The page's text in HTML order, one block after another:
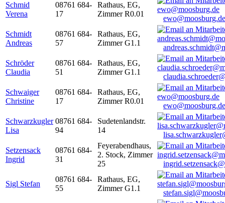
Schmid
Verena
08761 684-
17
Rathaus, EG,
Zimmer R0.01
ewo@moosburg.de
Schmidt
Andreas
08761 684-
57
Rathaus, EG,
Zimmer G1.1
Schröder
Claudia
08761 684-
51
Rathaus, EG,
Zimmer G1.1
Schwaiger
Christine
08761 684-
17
Rathaus, EG,
Zimmer R0.01
ewo@moosburg.de
Schwarzkugler
Lisa
08761 684-
94
Sudetenlandstr.
14
Setzensack
Ingrid
08761 684-
31
Feyerabendhaus,
2. Stock, Zimmer
25
Sigl Stefan
08761 684-
55
Rathaus, EG,
Zimmer G1.1